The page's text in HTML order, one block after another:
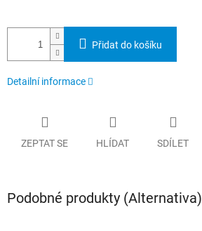
Přidat do košíku
Detailní informace
ZEPTAT SE HLÍDAT SDÍLET
Podobné produkty (Alternativa)